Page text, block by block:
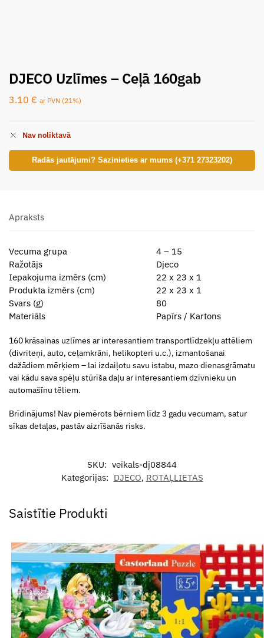
DJECO Uzlīmes – Ceļā 160gab
3.10 € ar PVN (21%)
Nav noliktavā
Radās jautājumi? Sazinieties ar mums (+371 27323202)
Apraksts
Vecuma grupa
4 – 15
Ražotājs
Djeco
Iepakojuma izmērs (cm)
22 x 23 x 1
Produkta izmērs (cm)
22 x 23 x 1
Svars (g)
80
Materiāls
Papīrs / Kartons
160 krāsainas uzlīmes ar interesantiem transportlīdzekļu attēliem
(divriteņi, auto, ceļamkrāni, helikopteri u.c.), izmantošanai
dažādiem mērķiem – lai izdaiļotu savu istabu, mazo dienasgrāmatu
vai kādu sava spēļu stūrīša daļu ar interesantiem dzīvnieku un
automašīnu tēliem.
Brīdinājums! Nav piemērots bērniem līdz 3 gadu vecumam, satur
sīkas detaļas, pastāv aizrīšanās risks.
SKU: veikals-dj08844
Kategorijas: DJECO, ROTAĻLIETAS
Saistītie Produkti